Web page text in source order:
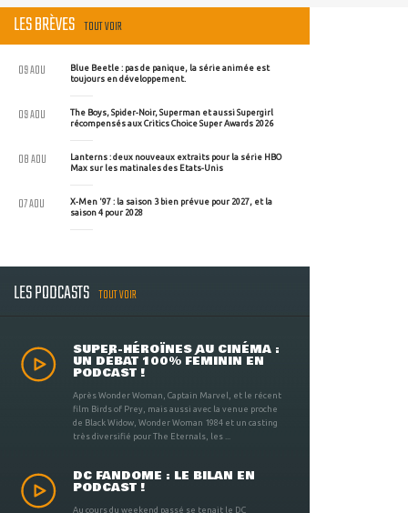
LES BRÈVES TOUT VOIR
Blue Beetle : pas de panique, la série animée est
toujours en développement.
09 AOU
The Boys, Spider-Noir, Superman et aussi Supergirl
récompensés aux Critics Choice Super Awards 2026
09 AOU
Lanterns : deux nouveaux extraits pour la série HBO
Max sur les matinales des Etats-Unis
08 AOU
X-Men '97 : la saison 3 bien prévue pour 2027, et la
saison 4 pour 2028
07 AOU
LES PODCASTS TOUT VOIR
SUPER-HÉROÏNES AU CINÉMA :
UN DÉBAT 100% FÉMININ EN
PODCAST !
Après Wonder Woman, Captain Marvel, et le récent
film Birds of Prey, mais aussi avec la venue proche
de Black Widow, Wonder Woman 1984 et un casting
très diversifié pour The Eternals, les ...
DC FANDOME : LE BILAN EN
PODCAST !
Au cours du weekend passé se tenait le DC